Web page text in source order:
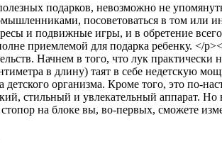
подарков, невозможно не
посоветоваться в том или
и подвижные игры, и в обретение
приемлемой для подарка ребенку. </
Начнем в того, что лук
в длину) таят в себе недетскую
детского организма. Кроме того, это
стильный и увлекательный аппарат.
на блоке вы, во-первых, сможете